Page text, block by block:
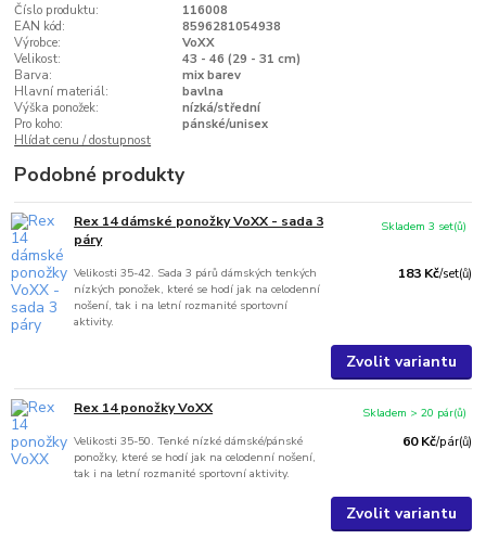
Číslo produktu:
116008
EAN kód:
8596281054938
Výrobce:
VoXX
Velikost:
43 - 46 (29 - 31 cm)
Barva:
mix barev
Hlavní materiál:
bavlna
Výška ponožek:
nízká/střední
Pro koho:
pánské/unisex
Hlídat cenu / dostupnost
Podobné produkty
Rex 14 dámské ponožky VoXX - sada 3
páry
Velikosti 35-42. Sada 3 párů dámských tenkých
nízkých ponožek, které se hodí jak na celodenní
nošení, tak i na letní rozmanité sportovní
aktivity.
183 Kč/set(ů)
Skladem 3 set(ů)
Zvolit variantu
Rex 14 ponožky VoXX
Velikosti 35-50. Tenké nízké dámské/pánské
ponožky, které se hodí jak na celodenní nošení,
tak i na letní rozmanité sportovní aktivity.
60 Kč/pár(ů)
Skladem > 20 pár(ů)
Zvolit variantu